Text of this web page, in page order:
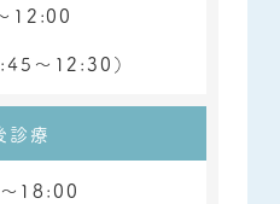
12:00
～12:30）
診療
18:00